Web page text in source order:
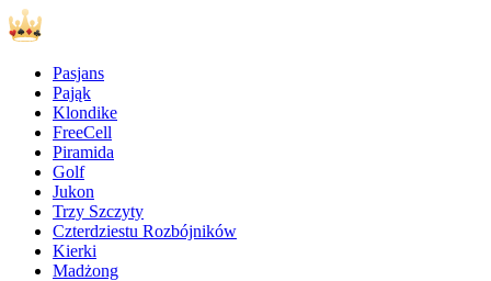
Pasjans
Pająk
Klondike
FreeCell
Piramida
Golf
Jukon
Trzy Szczyty
Czterdziestu Rozbójników
Kierki
Madżong